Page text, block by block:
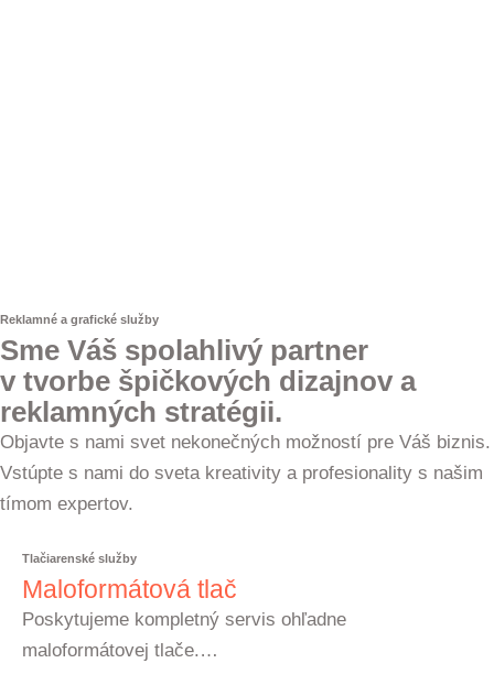
Reklamné a grafické služby
Sme Váš spolahlivý partner
v tvorbe špičkových dizajnov a
reklamných stratégii.
Objavte s nami svet nekonečných možností pre Váš biznis.
Vstúpte s nami do sveta kreativity a profesionality s našim
tímom expertov.
Tlačiarenské služby
Maloformátová tlač
Poskytujeme kompletný servis ohľadne
maloformátovej tlače.…